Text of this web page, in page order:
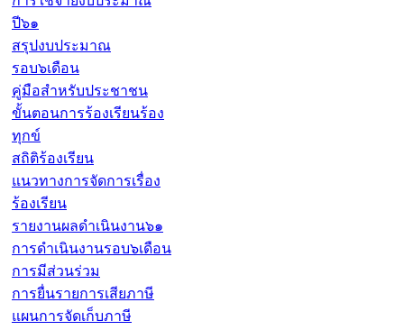
ปี๖๑
สรุปงบประมาณ
รอบ๖เดือน
คู่มือสำหรับประชาชน
ขั้นตอนการร้องเรียนร้อง
ทุกข์
สถิติร้องเรียน
แนวทางการจัดการเรื่อง
ร้องเรียน
รายงานผลดำเนินงาน๖๑
การดำเนินงานรอบ๖เดือน
การมีส่วนร่วม
การยื่นรายการเสียภาษี
แผนการจัดเก็บภาษี